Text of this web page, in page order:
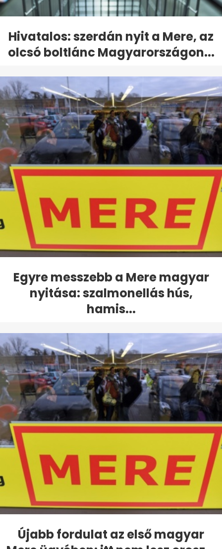
Hivatalos: szerdán nyit a Mere, az
olcsó boltlánc Magyarországon...
Egyre messzebb a Mere magyar
nyitása: szalmonellás hús,
hamis...
Újabb fordulat az első magyar